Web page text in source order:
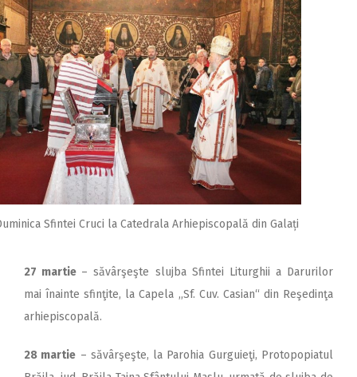
Sfintei Cruci la Catedrala Arhiepiscopală din Galați
27 martie – săvârşeşte slujba Sfintei Liturghii a Darurilor
mai înainte sfinţite, la Capela ,,Sf. Cuv. Casian“ din Reşedinţa
arhiepiscopală.
28 martie – săvârşeşte, la Parohia Gurguieţi, Protopopiatul